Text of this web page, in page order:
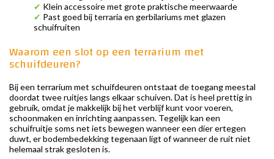
✔ Klein accessoire met grote praktische meerwaarde
✔ Past goed bij terraria en gerbilariums met glazen
schuifruiten
Waarom een slot op een terrarium met
schuifdeuren?
Bij een terrarium met schuifdeuren ontstaat de toegang meestal
doordat twee ruitjes langs elkaar schuiven. Dat is heel prettig in
gebruik, omdat je makkelijk bij het verblijf kunt voor voeren,
schoonmaken en inrichting aanpassen. Tegelijk kan een
schuifruitje soms net iets bewegen wanneer een dier ertegen
duwt, er bodembedekking tegenaan ligt of wanneer de ruit niet
helemaal strak gesloten is.